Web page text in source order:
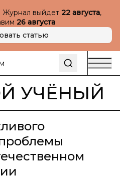
Журнал выйдет 22 августа,
26 августа
статью
УЧЁНЫЙ